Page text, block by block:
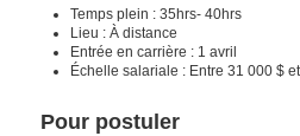
Temps plein : 35hrs- 40hrs
Lieu : À distance
Entrée en carrière : 1 avril
Échelle salariale : Entre 31 000 $
Pour postuler